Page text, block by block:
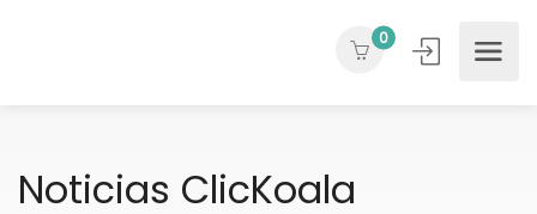
0
Noticias ClicKoala